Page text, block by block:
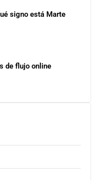
signo está Marte
de flujo online